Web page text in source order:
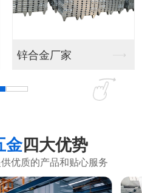
铝合金生产
金四大优势
优质的产品和贴心服务